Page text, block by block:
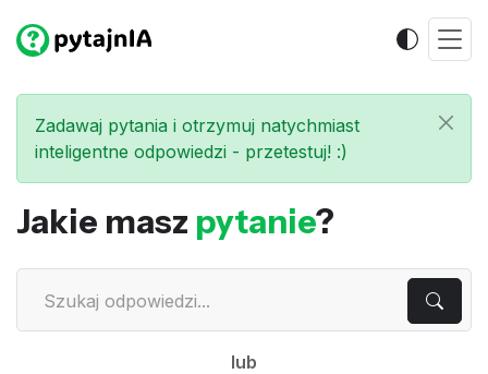
Zadawaj pytania i otrzymuj natychmiast
inteligentne odpowiedzi - przetestuj! :)
Jakie masz pytanie?
lub